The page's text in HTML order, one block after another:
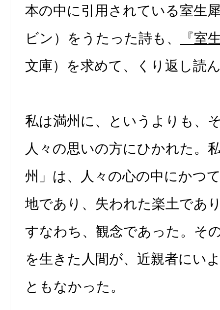
本の中に引用されている室生
ビン）をうたった詩も、
『室
文庫）を求めて、くり返し読
私は満州に、というよりも、
人々の思いの方にひかれた。
州」は、人々の心の中にかつ
地であり、失われた楽土であ
すなわち、観念であった。そ
を生きた人間が、近親者にい
ともなかった。